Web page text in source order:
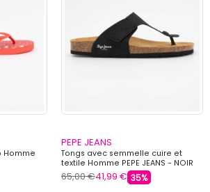
Homme
PEPE JEANS
Tongs avec semmelle cuire et
textile Homme PEPE JEANS - NOIR
65,00 €41,99 € 35%